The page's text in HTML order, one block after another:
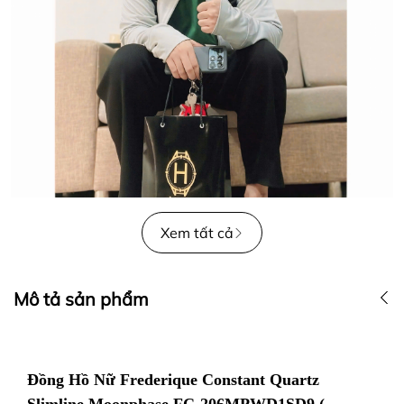
Xem tất cả
Mô tả sản phẩm
Đồng Hồ Nữ Frederique Constant Quartz